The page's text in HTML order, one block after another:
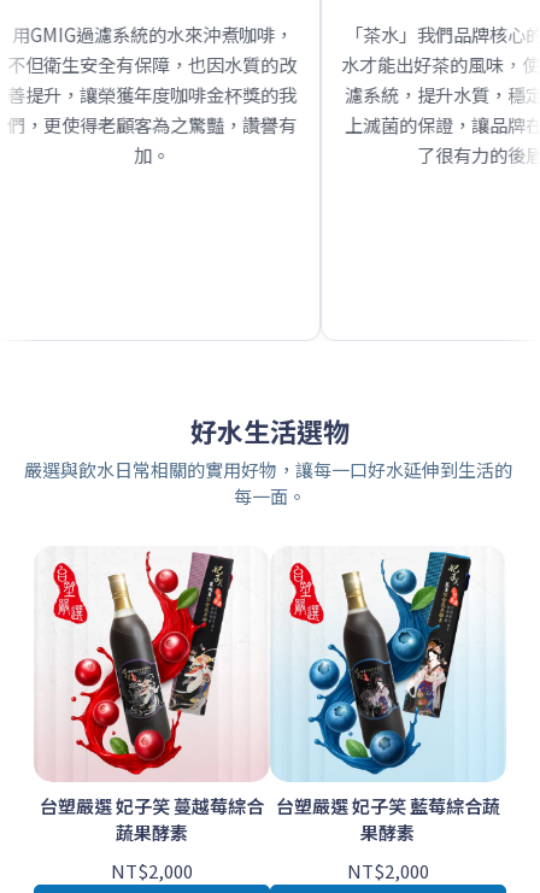
過濾系統的水來沖煮咖啡，
安全有保障，也因水質的改
讓榮獲年度咖啡金杯獎的我
得老顧客為之驚豔，讚譽有
「茶水」我們品牌核心的品質，
水才能出好茶的風味，使用G
濾系統，提升水質，穩定品質，
上滅菌的保證，讓品牌在發展上
了很有力的後盾。
好水生活選物
嚴選與飲水日常相關的實用好物，讓每一口好水延伸到生活的
每一面。
台塑嚴選 妃子笑 蔓越莓綜合
蔬果酵素
NT$2,000
台塑嚴選 妃子笑 藍莓綜合蔬
果酵素
NT$2,000